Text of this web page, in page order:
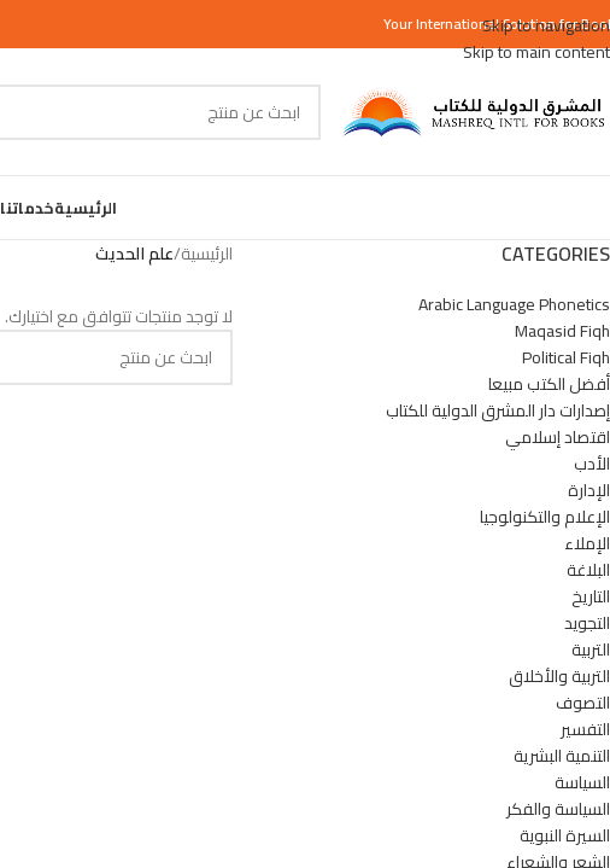
Skip to navigation
Skip to main content
YourInternationalSolution for
الرئيسيةخدماتنا
CATEGORIES
Arabic Language Phonetics
Maqasid Fiqh
Political Fiqh
أفضل الكتب مبيعا
إصدارات دار المشرق الدولية للكتاب
اقتصاد إسلامي
الأدب
الإدارة
الإعلام والتكنولوجيا
الإملاء
البلاغة
التاريخ
التجويد
التربية
التربية والأخلاق
التصوف
التفسير
التنمية البشرية
السياسة
السياسة والفكر
السيرة النبوية
الرئيسية/علم الحديث
لا توجد منتجات تتوافق مع اختيارك.